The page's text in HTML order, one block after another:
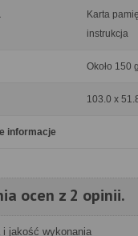
Karta
instrukcja
Około 150
103.0 x
informacje
ocen z 2 opinii.
i jakość wykonania